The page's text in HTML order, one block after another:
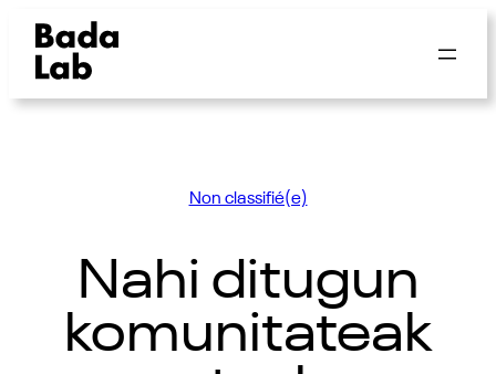
Non classifié(e)
Nahi ditugun
komunitateak